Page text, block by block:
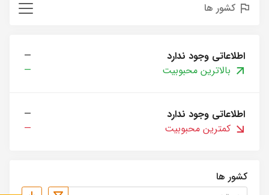
کشور ها
اطلاعاتی وجود ندارد
—
بالاترین محبوبیت
—
اطلاعاتی وجود ندارد
—
کمترین محبوبیت
—
کشور ها